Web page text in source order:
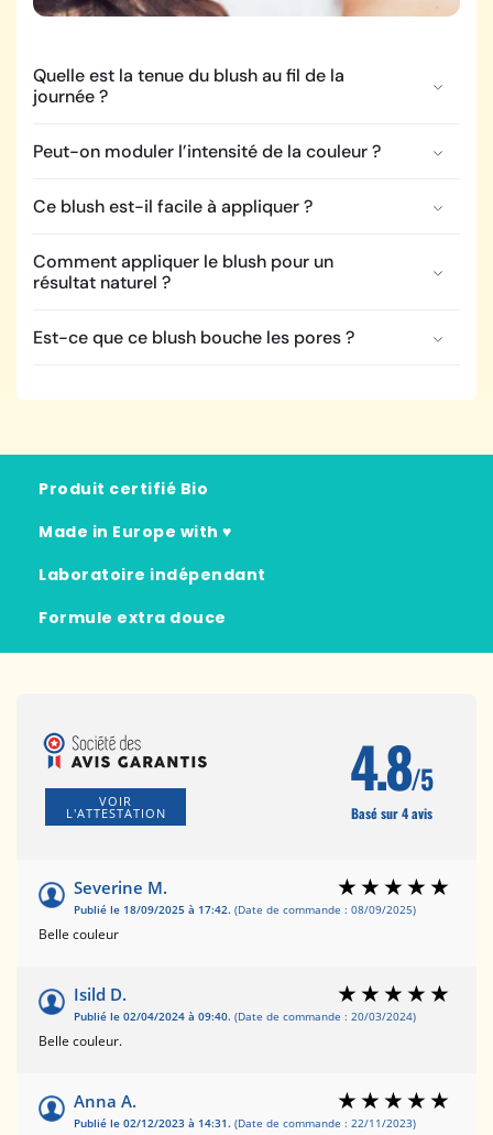
Quelle est la tenue du blush au fil de la
journée ?
Peut-on moduler l’intensité de la couleur ?
Ce blush est-il facile à appliquer ?
Comment appliquer le blush pour un
résultat naturel ?
Est-ce que ce blush bouche les pores ?
Produit certifié Bio
Made in Europe with ♥
Laboratoire indépendant
Formule extra douce
VOIR
L'ATTESTATION
4.8/5
Basé sur 4 avis
Severine M.
Publié le 18/09/2025 à 17:42. (Date de commande : 08/09/2025)
Belle couleur
Isild D.
Publié le 02/04/2024 à 09:40. (Date de commande : 20/03/2024)
Belle couleur.
Anna A.
Publié le 02/12/2023 à 14:31. (Date de commande : 22/11/2023)